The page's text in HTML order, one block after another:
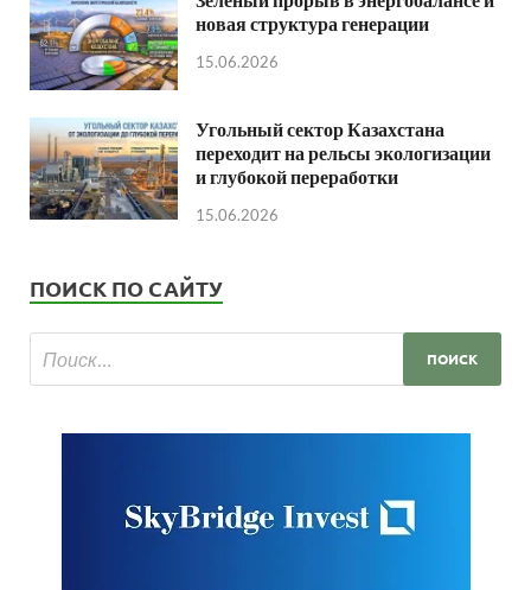
новая структура генерации
15.06.2026
Угольный сектор Казахстана
переходит на рельсы экологизации
и глубокой переработки
15.06.2026
ПОИСК ПО САЙТУ